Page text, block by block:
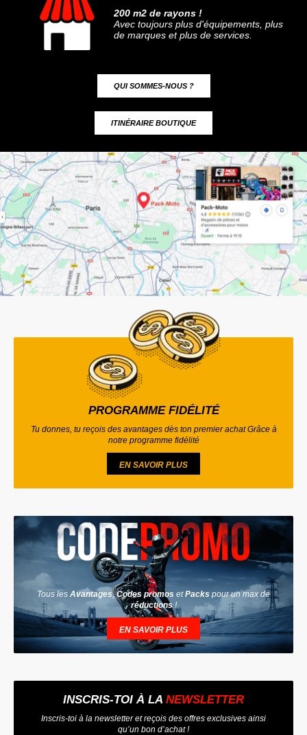
200 m2 de rayons !
Avec toujours plus d'équipements, plus
de marques et plus de services.
QUI SOMMES-NOUS ?
ITINÉRAIRE BOUTIQUE
PROGRAMME FIDÉLITÉ
Tu donnes, tu reçois des avantages dès ton premier achat Grâce à
notre programme fidélité
EN SAVOIR PLUS
Tous les Avantages,Codes promos etPacks pour un max de
réductions !
EN SAVOIR PLUS
INSCRIS-TOI À LA NEWSLETTER
Inscris-toi à la newsletter et reçois des offres exclusives ainsi
qu’un bon d’achat !